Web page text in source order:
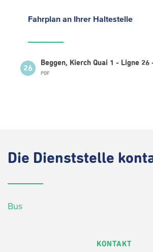
Fahrplan an Ihrer Haltestelle
26
Beggen, Kierch Quai 1 - Ligne 26
PDF
Die Dienststelle
Bus
KONTAKT